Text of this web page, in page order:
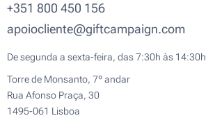
+351 800 450 156
apoiocliente@giftcampaign.com
De segunda a sexta-feira, das 7:30h às 14:30h
Torre de Monsanto, 7º andar
Rua Afonso Praça, 30
1495-061 Lisboa